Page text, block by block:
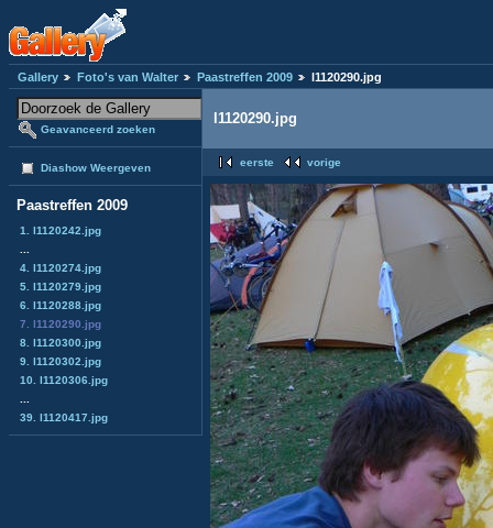
Gallery Foto's van Walter Paastreffen 2009 l1120290.jpg
Geavanceerd zoeken
Diashow Weergeven
Paastreffen 2009
1. l1120242.jpg
4. l1120274.jpg
5. l1120279.jpg
6. l1120288.jpg
7. l1120290.jpg
8. l1120300.jpg
9. l1120302.jpg
10. l1120306.jpg
39. l1120417.jpg
l1120290.jpg
eerste vorige